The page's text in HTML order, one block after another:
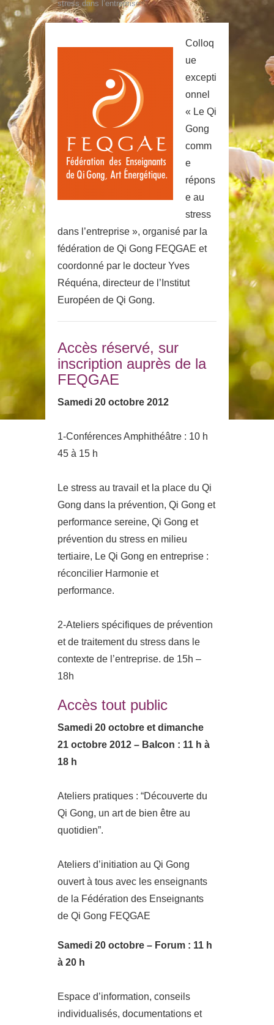
stress dans l’entreprise
Colloq
ue
excepti
onnel
« Le Qi
Gong
comm
e
répons
e au
stress
dans l’entreprise », organisé par la
fédération de Qi Gong FEQGAE et
coordonné par le docteur Yves
Réquéna, directeur de l’Institut
Européen de Qi Gong.
Accès réservé, sur
inscription auprès de la
FEQGAE
Samedi 20 octobre 2012
1-Conférences Amphithéâtre : 10 h
45 à 15 h
Le stress au travail et la place du Qi
Gong dans la prévention, Qi Gong et
performance sereine, Qi Gong et
prévention du stress en milieu
tertiaire, Le Qi Gong en entreprise :
réconcilier Harmonie et
performance.
2-Ateliers spécifiques de prévention
et de traitement du stress dans le
contexte de l’entreprise. de 15h –
18h
Accès tout public
Samedi 20 octobre et dimanche
21 octobre 2012 – Balcon : 11 h à
18 h
Ateliers pratiques : “Découverte du
Qi Gong, un art de bien être au
quotidien”.
Ateliers d’initiation au Qi Gong
ouvert à tous avec les enseignants
de la Fédération des Enseignants
de Qi Gong FEQGAE
Samedi 20 octobre – Forum : 11 h
à 20 h
Espace d’information, conseils
individualisés, documentations et